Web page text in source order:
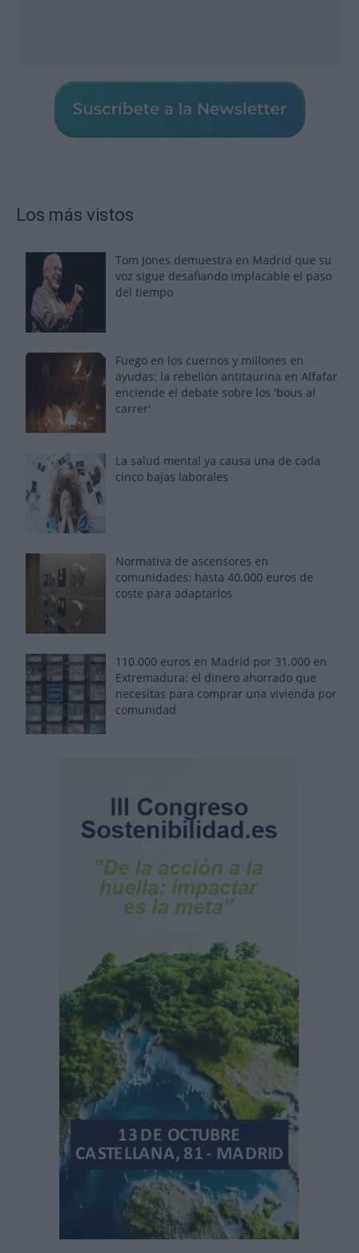
Los más vistos
Tom Jones demuestra en Madrid que su
voz sigue desafiando implacable el paso
del tiempo
Fuego en los cuernos y millones en
ayudas: la rebelión antitaurina en Alfafar
enciende el debate sobre los 'bous al
carrer'
La salud mental ya causa una de cada
cinco bajas laborales
Normativa de ascensores en
comunidades: hasta 40.000 euros de
coste para adaptarlos
110.000 euros en Madrid por 31.000 en
Extremadura: el dinero ahorrado que
necesitas para comprar una vivienda por
comunidad